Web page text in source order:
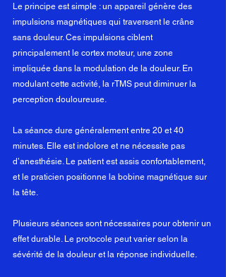
Le principe est simple : un appareil génère des
impulsions magnétiques qui traversent le crâne
sans douleur. Ces impulsions ciblent
principalement le cortex moteur, une zone
impliquée dans la modulation de la douleur. En
modulant cette activité, la rTMS peut diminuer la
perception douloureuse.
La séance dure généralement entre 20 et 40
minutes. Elle est indolore et ne nécessite pas
d’anesthésie. Le patient est assis confortablement,
et le praticien positionne la bobine magnétique sur
la tête.
Plusieurs séances sont nécessaires pour obtenir un
effet durable. Le protocole peut varier selon la
sévérité de la douleur et la réponse individuelle.